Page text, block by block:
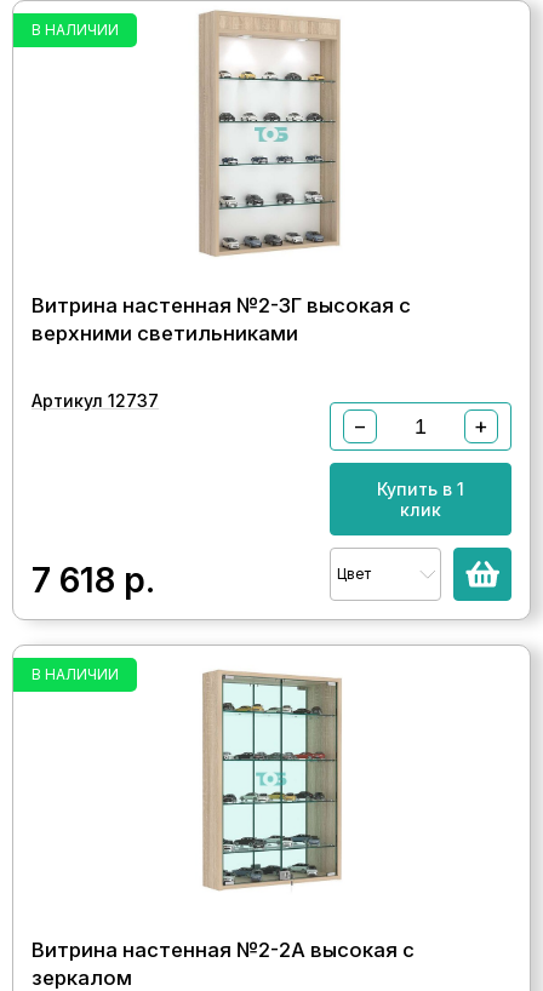
В НАЛИЧИИ
Витрина настенная №2-3Г высокая с
верхними светильниками
Артикул 12737
7 618 р.
− +
Купить в 1
клик
Цвет
В НАЛИЧИИ
Витрина настенная №2-2А высокая с
зеркалом